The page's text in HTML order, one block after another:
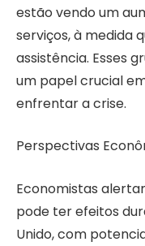
estão vendo um
serviços, à medida
assistência. Esses
um papel crucial
enfrentar a crise.
Perspectivas
Economistas
pode ter efeitos
Unido, com